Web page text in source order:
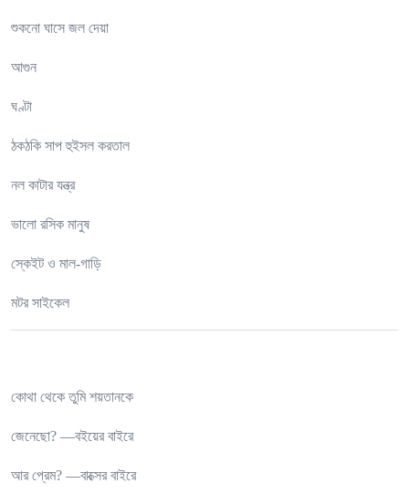
শুকনো ঘাসে জল দেয়া
আগুন
ঘণ্টা
ঠকঠকি সাপ হুইসল করতাল
নল কাটার যন্ত্র
ভালো রসিক মানুষ
স্কেইট ও মাল-গাড়ি
মটর সাইকেল
কোথা থেকে তুমি শয়তানকে
জেনেছো? —বইয়ের বাইরে
আর প্রেম? —বাক্সের বাইরে